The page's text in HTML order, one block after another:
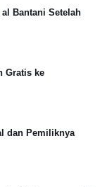
Bantani Setelah
Gratis ke
dan Pemiliknya